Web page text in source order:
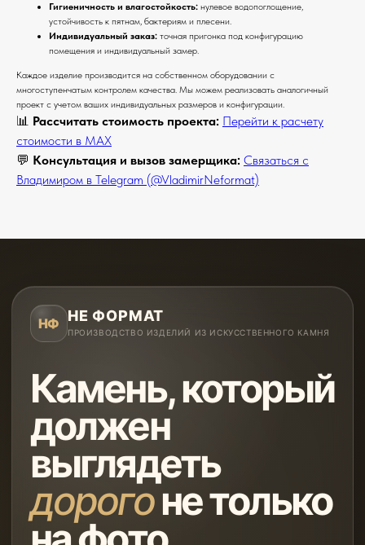
Гигиеничность и влагостойкость: нулевое водопоглощение,
устойчивость к пятнам, бактериям и плесени.
Индивидуальный заказ: точная пригонка под конфигурацию
помещения и индивидуальный замер.
Каждое изделие производится на собственном оборудовании с
многоступенчатым контролем качества. Мы можем реализовать аналогичный
проект с учетом ваших индивидуальных размеров и конфигурации.
📊 Рассчитать стоимость проекта: Перейти к расчету
стоимости в MAX
💬 Консультация и вызов замерщика: Связаться с
Владимиром в Telegram (@VladimirNeformat)
НФ НЕ ФОРМАТ
ПРОИЗВОДСТВО ИЗДЕЛИЙ ИЗ ИСКУССТВЕННОГО КАМНЯ
Камень, который
должен
выглядеть
дорогоне только